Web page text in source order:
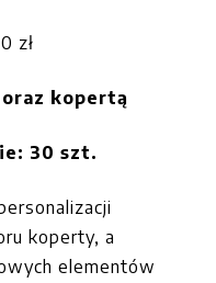
zł
kopertą
30 szt.
koperty, a
elementów